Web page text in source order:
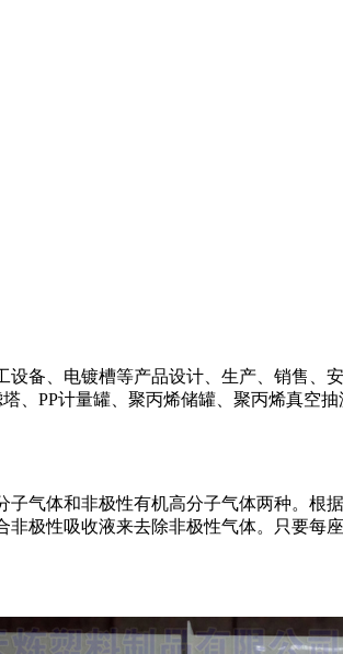
备、电镀槽等产品设计、生产、销售、
、PP计量罐、聚丙烯储罐、聚丙烯真空
气体和非极性有机高分子气体两种。
极性吸收液来去除非极性气体。只要